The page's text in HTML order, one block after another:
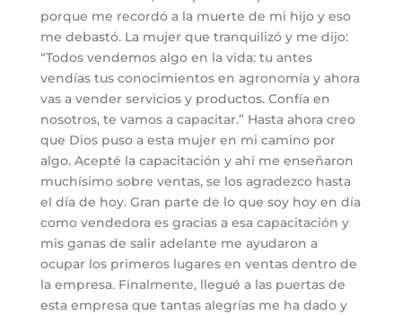
porque me recordó a la muerte de mi hijo y eso
me debastó. La mujer que tranquilizó y me dijo:
“Todos vendemos algo en la vida: tu antes
vendías tus conocimientos en agronomía y ahora
vas a vender servicios y productos. Confía en
nosotros, te vamos a capacitar.” Hasta ahora creo
que Dios puso a esta mujer en mi camino por
algo. Acepté la capacitación y ahí me enseñaron
muchísimo sobre ventas, se los agradezco hasta
el día de hoy. Gran parte de lo que soy hoy en día
como vendedora es gracias a esa capacitación y
mis ganas de salir adelante me ayudaron a
ocupar los primeros lugares en ventas dentro de
la empresa. Finalmente, llegué a las puertas de
esta empresa que tantas alegrías me ha dado y